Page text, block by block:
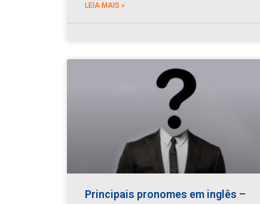
LEIA MAIS »
Principais pronomes em inglês –